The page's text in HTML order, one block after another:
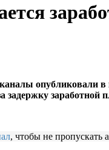
опубликовали в
задержку
, чтобы не пропускать